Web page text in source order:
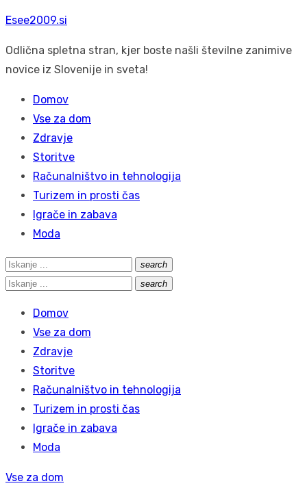
Skip
content
Esee2009.si
Odlična spletna stran, kjer boste našli številne zanimive
novice iz Slovenije in sveta!
Domov
Vse za dom
Zdravje
Storitve
Računalništvo in tehnologija
Turizem in prosti čas
Igrače in zabava
Moda
Search
for:
search
Išči
Search
search
Išči
Domov
Vse za dom
Zdravje
Storitve
Računalništvo in tehnologija
Turizem in prosti čas
Igrače in zabava
Moda
Vse za dom